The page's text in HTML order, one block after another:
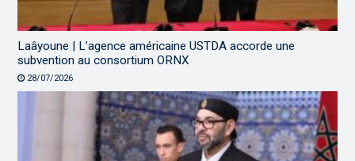
Laâyoune | L’agence américaine USTDA accorde une
subvention au consortium ORNX
28/07/2026